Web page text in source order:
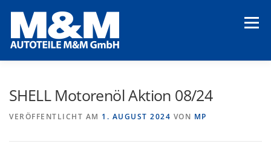
springen
Menü
SHELL Motorenöl Aktion 08/24
VERÖFFENTLICHT AM 1. AUGUST 2024 VON MP